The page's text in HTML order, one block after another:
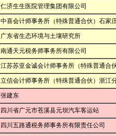
仁济生生医院管理集团有限公司
中喜会计师事务所（特殊普通合伙）石家
广东省生态环境与土壤研究所
南通天元税务师事务所有限公司
江苏苏亚金诚会计师事务所（特殊普通合
立信会计师事务所（特殊普通合伙）浙江
张建东
四川省广元市苍溪县元坝汽车客运站
四川五路通税务师事务所有限责任公司